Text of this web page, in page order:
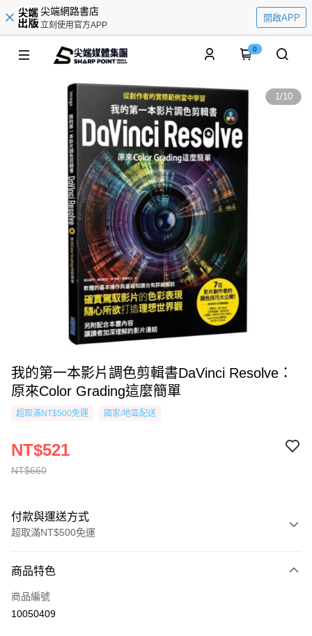
尖端網路書店
立刻使用官方APP
開啟APP
0
1/10
我的第一本影片調色剪輯書DaVinci Resolve：
原來Color Grading這麼簡單
超取滿NT$500免運 國家/地區配送
NT$660
NT$521
付款與運送方式
超取滿NT$500免運
信用卡一次付款
超商取貨付款
商品特色
商品編號
10050409